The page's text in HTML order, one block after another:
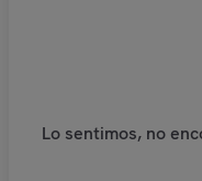
Lo sentimos, no